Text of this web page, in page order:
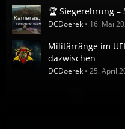
🏆 Siegerehrung –
DCDoerek 16. Mai
Militärränge im
dazwischen
DCDoerek 25. April